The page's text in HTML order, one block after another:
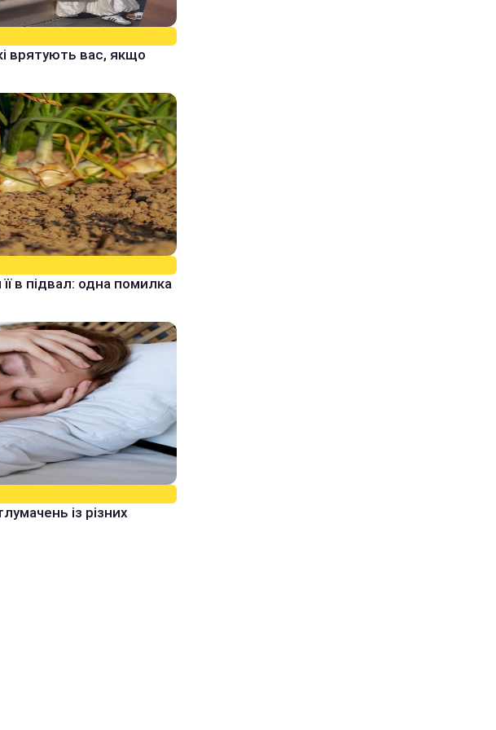
врятують вас, якщо
в підвал: одна помилка
із різних